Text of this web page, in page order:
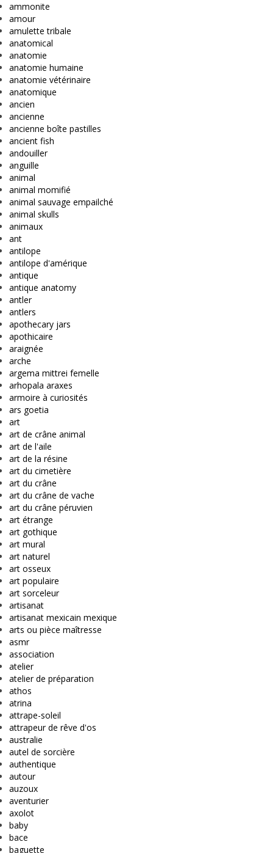
ammonite
amour
amulette tribale
anatomical
anatomie
anatomie humaine
anatomie vétérinaire
anatomique
ancien
ancienne
ancienne boîte pastilles
ancient fish
andouiller
anguille
animal
animal momifié
animal sauvage empailché
animal skulls
animaux
ant
antilope
antilope d'amérique
antique
antique anatomy
antler
antlers
apothecary jars
apothicaire
araignée
arche
argema mittrei femelle
arhopala araxes
armoire à curiosités
ars goetia
art
art de crâne animal
art de l'aile
art de la résine
art du cimetière
art du crâne
art du crâne de vache
art du crâne péruvien
art étrange
art gothique
art mural
art naturel
art osseux
art populaire
art sorceleur
artisanat
artisanat mexicain mexique
arts ou pièce maîtresse
asmr
association
atelier
atelier de préparation
athos
atrina
attrape-soleil
attrapeur de rêve d'os
australie
autel de sorcière
authentique
autour
auzoux
aventurier
axolot
baby
bace
baguette